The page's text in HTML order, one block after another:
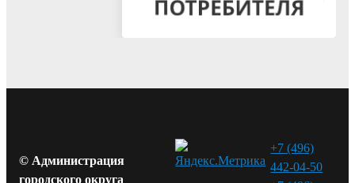
© Администрация
городского округа
+7 (496)
442-04-50